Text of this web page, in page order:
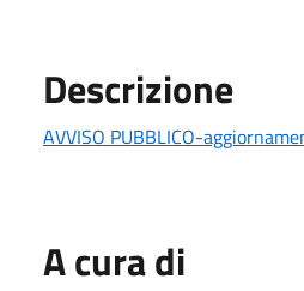
Descrizione
AVVISO PUBBLICO-
A cura di